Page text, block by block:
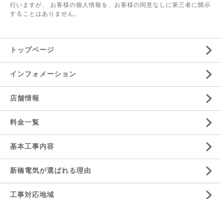
行いますが、 お客様の個人情報を、お客様の同意なしに第三者に開示
することはありません。
トップページ
インフォメーション
店舗情報
料金一覧
基本工事内容
新橋電気が選ばれる理由
工事対応地域